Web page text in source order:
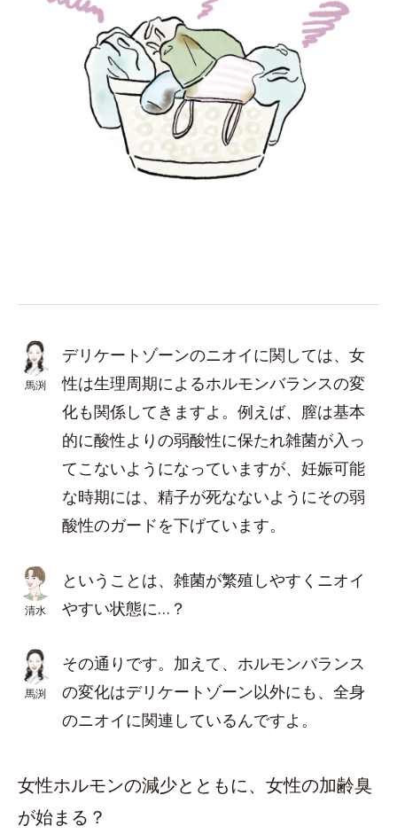
馬渕
デリケートゾーンのニオイに関しては、女
性は生理周期によるホルモンバランスの変
化も関係してきますよ。例えば、膣は基本
的に酸性よりの弱酸性に保たれ雑菌が入っ
てこないようになっていますが、妊娠可能
な時期には、精子が死なないようにその弱
酸性のガードを下げています。
清水
ということは、雑菌が繁殖しやすくニオイ
やすい状態に…？
馬渕
その通りです。加えて、ホルモンバランス
の変化はデリケートゾーン以外にも、全身
のニオイに関連しているんですよ。
女性ホルモンの減少とともに、女性の加齢臭
が始まる？